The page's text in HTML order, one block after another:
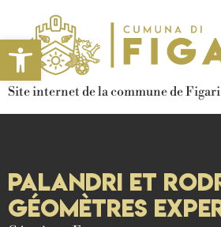
Site internet de la commune de Figari
Palandri et
Géomètres
Ouvrir la barre